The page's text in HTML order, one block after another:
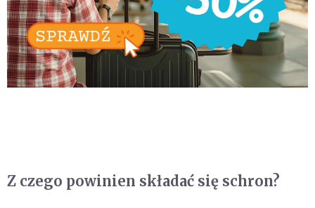
Z czego powinien składać się schron?